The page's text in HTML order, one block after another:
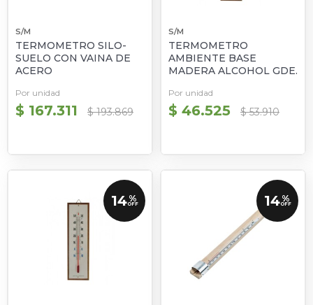
S/M
TERMOMETRO SILO-
SUELO CON VAINA DE
ACERO
Por unidad
$ 167.311 $ 193.869
S/M
TERMOMETRO
AMBIENTE BASE
MADERA ALCOHOL GDE.
Por unidad
$ 46.525 $ 53.910
14 %
OFF 14 %
OFF